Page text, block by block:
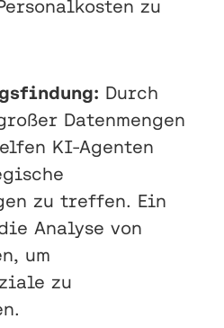
zu
Durch
Datenmengen
KI-Agenten
zu treffen. Ein
Analyse von
um
zu